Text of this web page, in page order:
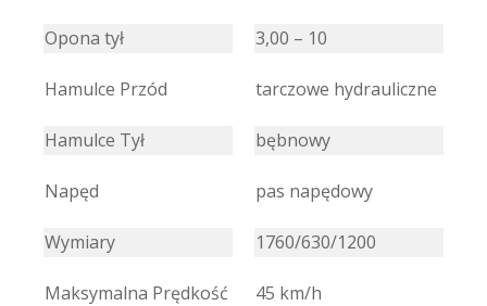
Opona tył 3,00 – 10
Hamulce Przód tarczowe hydrauliczne
Hamulce Tył bębnowy
Napęd pas napędowy
Wymiary 1760/630/1200
Maksymalna Prędkość 45 km/h